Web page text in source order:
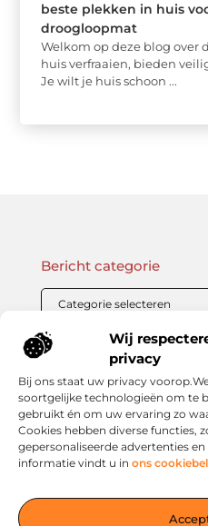
Wij
privacy
Bij ons staat uw privacy
soortgelijke technologieën om te
gebruikt én om uw ervaring zo
Cookies hebben diverse functies,
gepersonaliseerde advertenties
informatie vindt u in ons
beste plekken in huis
droogloopmat
Welkom op deze blog over
huis verfraaien, bieden
Je wilt je huis schoon ...
— Verken prikkelende blogs,
Onze informatie
Bericht categorie